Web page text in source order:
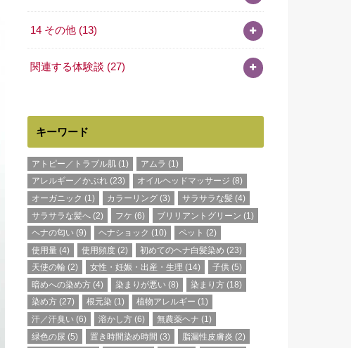
14 その他 (13)
関連する体験談 (27)
キーワード
アトピー／トラブル肌 (1) アムラ (1)
アレルギー／かぶれ (23) オイルヘッドマッサージ (8)
オーガニック (1) カラーリング (3) サラサラな髪 (4)
サラサラな髪へ (2) フケ (6) ブリリアントグリーン (1)
ヘナの匂い (9) ヘナショック (10) ペット (2)
使用量 (4) 使用頻度 (2) 初めてのヘナ白髪染め (23)
天使の輪 (2) 女性・妊娠・出産・生理 (14) 子供 (5)
暗めへの染め方 (4) 染まりが悪い (8) 染まり方 (18)
染め方 (27) 根元染 (1) 植物アレルギー (1)
汗／汗臭い (6) 溶かし方 (6) 無農薬ヘナ (1)
緑色の尿 (5) 置き時間染め時間 (3) 脂漏性皮膚炎 (2)